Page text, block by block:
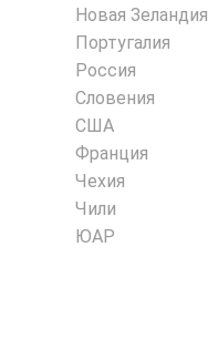
Новая Зеландия
Португалия
Россия
Словения
США
Франция
Чехия
Чили
ЮАР